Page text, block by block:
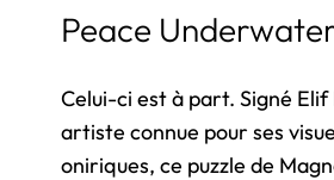
Peace
Celui-ci est à part. Signé Elif
artiste connue pour ses
oniriques, ce puzzle de